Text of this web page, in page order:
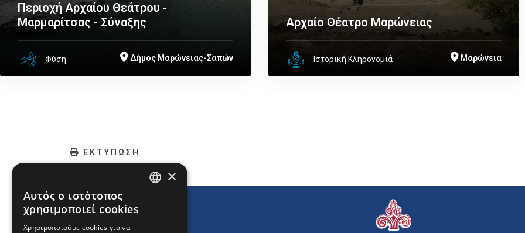
Περιοχή Αρχαίου Θεάτρου -
Μαρμαρίτσας - Σύναξης
Φύση Δήμος Μαρώνειας-Σαπών
Αρχαίο Θέατρο Μαρώνειας
Ιστορική Κληρονομιά Μαρώνεια
ΕΚΤΥΠΩΣΗ
×
Αυτός ο ιστότοπος
χρησιμοποιεί cookies
Χρησιμοποιούμε cookies για να